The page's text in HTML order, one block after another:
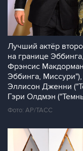
Лучший актёр
на границе
Фрэнсис
Эббинга,
Эллисон Дженни
Гэри Олдмэн
Фото: AP/ТАСС